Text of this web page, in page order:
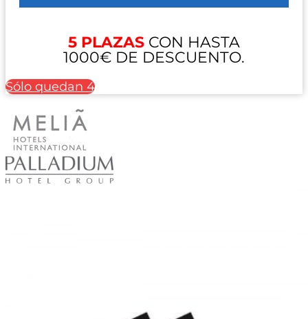
5 PLAZAS CON HASTA
1000€ DE DESCUENTO.
Sólo quedan 4